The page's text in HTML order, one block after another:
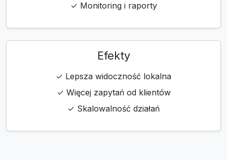
✓ Monitoring i raporty
Efekty
✓ Lepsza widoczność lokalna
✓ Więcej zapytań od klientów
✓ Skalowalność działań